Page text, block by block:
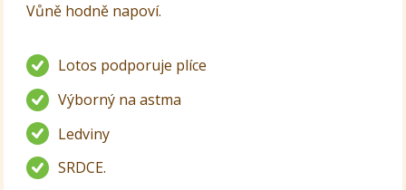
Vůně hodně napoví.
Lotos podporuje plíce
Výborný na astma
Ledviny
SRDCE.